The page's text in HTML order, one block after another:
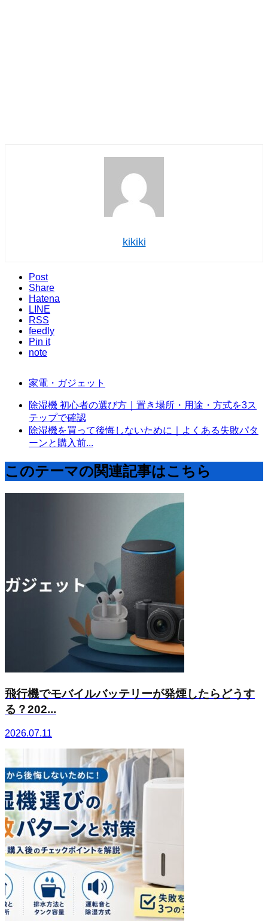
kikiki
Post
Share
Hatena
LINE
RSS
feedly
Pin it
note
家電・ガジェット
除湿機 初心者の選び方｜置き場所・用途・方式を3ス
テップで確認
除湿機を買って後悔しないために｜よくある失敗パタ
ーンと購入前...
このテーマの関連記事はこちら
飛行機でモバイルバッテリーが発煙したらどうす
る？202...
2026.07.11